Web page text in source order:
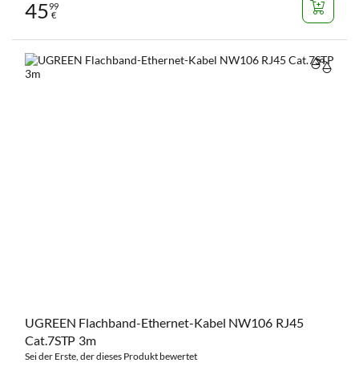
4599
€
UGREEN Flachband-Ethernet-Kabel NW106 RJ45
Cat.7STP 3m
Sei der Erste, der dieses Produkt bewertet